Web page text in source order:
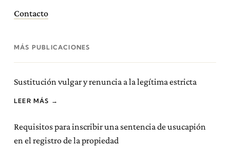
Contacto
MÁS PUBLICACIONES
Sustitución vulgar y renuncia a la legítima estricta
LEER MÁS →
Requisitos para inscribir una sentencia de usucapión
en el registro de la propiedad